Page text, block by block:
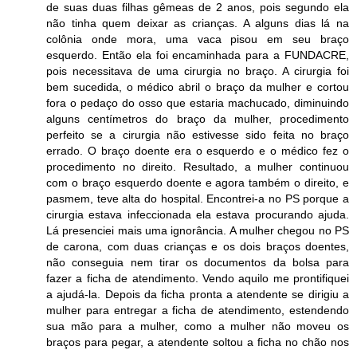
de suas duas filhas gêmeas de 2 anos, pois segundo ela
não tinha quem deixar as crianças. A alguns dias lá na
colônia onde mora, uma vaca pisou em seu braço
esquerdo. Então ela foi encaminhada para a FUNDACRE,
pois necessitava de uma cirurgia no braço. A cirurgia foi
bem sucedida, o médico abril o braço da mulher e cortou
fora o pedaço do osso que estaria machucado, diminuindo
alguns centímetros do braço da mulher, procedimento
perfeito se a cirurgia não estivesse sido feita no braço
errado. O braço doente era o esquerdo e o médico fez o
procedimento no direito. Resultado, a mulher continuou
com o braço esquerdo doente e agora também o direito, e
pasmem, teve alta do hospital. Encontrei-a no PS porque a
cirurgia estava infeccionada ela estava procurando ajuda.
Lá presenciei mais uma ignorância. A mulher chegou no PS
de carona, com duas crianças e os dois braços doentes,
não conseguia nem tirar os documentos da bolsa para
fazer a ficha de atendimento. Vendo aquilo me prontifiquei
a ajudá-la. Depois da ficha pronta a atendente se dirigiu a
mulher para entregar a ficha de atendimento, estendendo
sua mão para a mulher, como a mulher não moveu os
braços para pegar, a atendente soltou a ficha no chão nos